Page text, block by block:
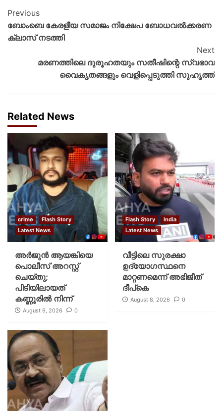
Previous
ബോംബെ കേരളീയ സമാജം നിക്ഷേപ ബോധവൽക്കരണ
ക്ലാസ് നടത്തി
Next
മരണത്തിലെ ദുരൂഹതയും സതീഷിന്റെ സ്വഭാവ
വൈകൃതങ്ങളും വെളിപ്പെടുത്തി സുഹൃത്ത്
Related News
crime
Flash Story
Latest News
അർജുൻ ആയങ്കിയെ
പൊലീസ് അറസ്റ്റ്
ചെയ്‌തു;
പിടിയിലായത്
കണ്ണൂരിൽ നിന്ന്
August 9, 2026 0
Flash Story
India
Latest News
വീട്ടിലെ സുരക്ഷാ
ഉദ്യോഗസ്ഥനെ
മാറ്റണമെന്ന് അഭിജീത്
ദീപ്‌കെ
August 8, 2026 0